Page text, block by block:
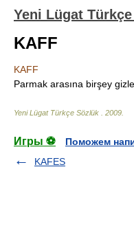
Yeni Lügat
KAFF
KAFF
Parmak arasına birşey
Yeni Lügat Türkçe Sözlük 2009
Игры ⚽
Поможем
KAFES